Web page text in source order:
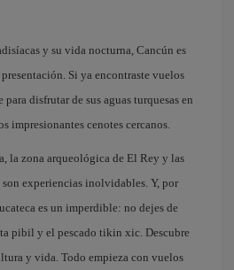
y su vida nocturna, Cancún es
Si ya encontraste vuelos
para disfrutar de sus aguas turquesas en
impresionantes cenotes cercanos.
la zona arqueológica de El Rey y las
experiencias inolvidables. Y, por
es un imperdible: no dejes de
pibil y el pescado tikin xic. Descubre
y vida. Todo empieza con vuelos